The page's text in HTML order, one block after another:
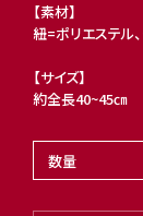
【素材】
紐=ポリエステル
【サイズ】
約全長40~45㎝